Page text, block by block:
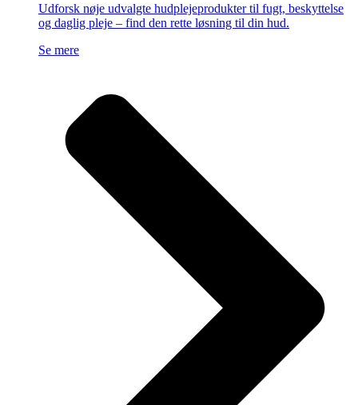
Udforsk nøje udvalgte hudplejeprodukter til fugt, beskyttelse
og daglig pleje – find den rette løsning til din hud.
Se mere